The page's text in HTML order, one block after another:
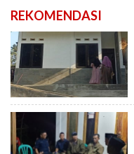
REKOMENDASI